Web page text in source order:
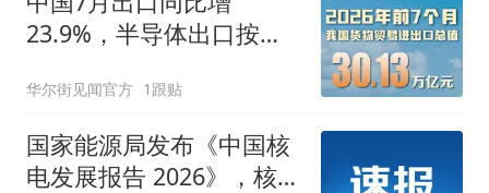
23.9%，半导体出口按价
口同比增27.5%
华尔街见闻官方 1跟贴
国家能源局发布《中国核
电发展报告 2026》，核电